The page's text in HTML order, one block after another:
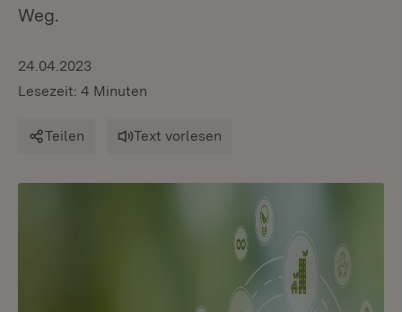
Weg.
24.04.2023
Lesezeit: 4 Minuten
Teilen Text vorlesen